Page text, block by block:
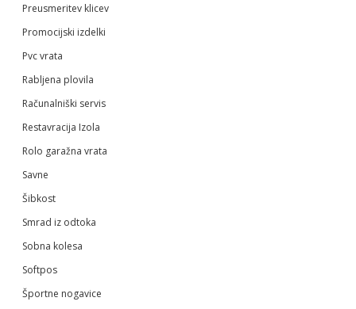
Preusmeritev klicev
Promocijski izdelki
Pvc vrata
Rabljena plovila
Računalniški servis
Restavracija Izola
Rolo garažna vrata
Savne
Šibkost
Smrad iz odtoka
Sobna kolesa
Softpos
Športne nogavice